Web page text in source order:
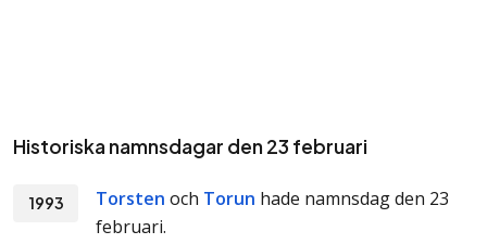
Historiska namnsdagar den 23 februari
1993 Torsten och Torun hade namnsdag den 23
februari.